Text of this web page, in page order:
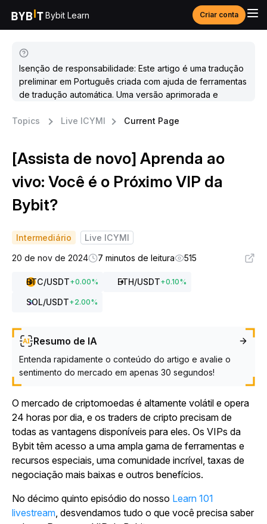
Bybit Learn Criar conta
Isenção de responsabilidade: Este artigo é uma tradução
preliminar em Português criada com ajuda de ferramentas
de tradução automática. Uma versão aprimorada e
Topics
Live ICYMI Current Page
[Assista de novo] Aprenda ao
vivo: Você é o Próximo VIP da
Bybit?
Intermediário
Live ICYMI
20 de nov de 2024
7 minutos de leitura 515
BTC/USDT+0.00% ETH/USDT+0.10%
SOL/USDT+2.00%
Resumo de IA
Entenda rapidamente o conteúdo do artigo e avalie o
sentimento do mercado em apenas 30 segundos!
O mercado de criptomoedas é altamente volátil e opera
24 horas por dia, e os traders de cripto precisam de
todas as vantagens disponíveis para eles. Os VIPs da
Bybit têm acesso a uma ampla gama de ferramentas e
recursos especiais, uma comunidade incrível, taxas de
negociação mais baixas e outros benefícios.
No décimo quinto episódio do nosso Learn 101
livestream, desvendamos tudo o que você precisa saber